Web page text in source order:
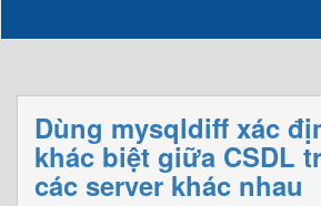
Dùng mysqldiff xác
khác biệt giữa CSDL
các server khác nhau